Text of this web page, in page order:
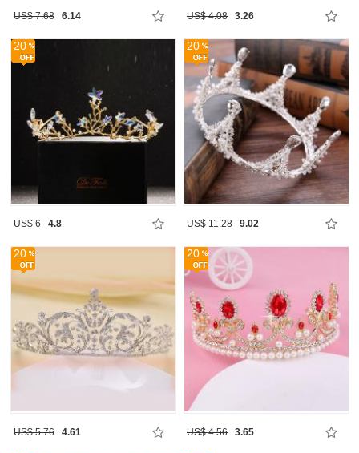
US$ 7.68 6.14 US$ 4.08 3.26
20
US$ 6 4.8
20
US$ 11.28 9.02
20
US$ 5.76 4.61
20
US$ 4.56 3.65